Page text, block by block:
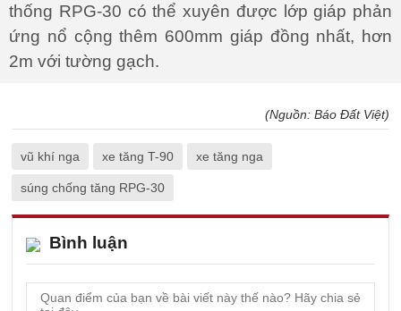
thống RPG-30 có thể xuyên được lớp giáp phản
ứng nổ cộng thêm 600mm giáp đồng nhất, hơn
2m với tường gạch.
(Nguồn: Báo Đất Việt)
vũ khí nga xe tăng T-90 xe tăng nga
súng chống tăng RPG-30
Bình luận